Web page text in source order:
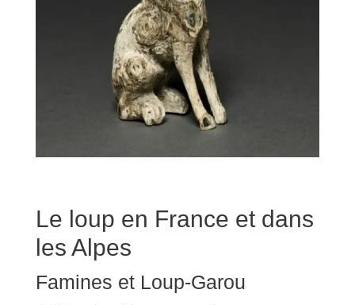
Le loup en France et dans
les Alpes
Famines et Loup-Garou